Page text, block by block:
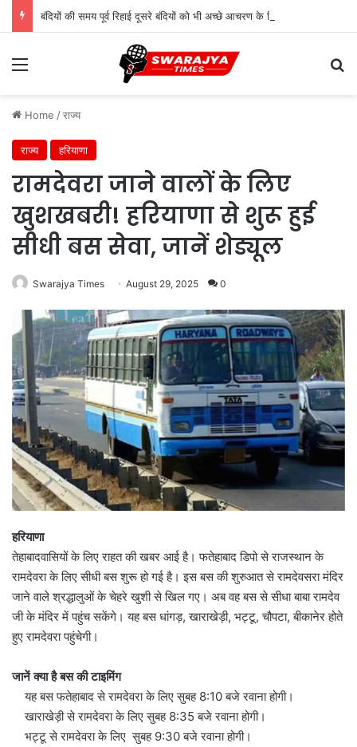
Menu
Home /राज्य
राज्य हरियाणा
रामदेवरा जाने वालों के लिए
खुशखबरी! हरियाणा से शुरू हुई
सीधी बस सेवा, जानें शेड्यूल
Swarajya Times August 29, 2025 0
हरियाणा
तेहाबादवासियों के लिए राहत की खबर आई है। फतेहाबाद डिपो से राजस्थान के
रामदेवरा के लिए सीधी बस शुरू हो गई है। इस बस की शुरुआत से रामदेवसरा मंदिर
जाने वाले श्रद्धालुओं के चेहरे खुशी से खिल गए। अब वह बस से सीधा बाबा रामदेव
जी के मंदिर में पहुंच सकेंगे। यह बस धांगड़, खाराखेड़ी, भट्टू, चौपटा, बीकानेर होते
हुए रामदेवरा पहुंचेगी।
जानें क्या है बस की टाइमिंग
यह बस फतेहाबाद से रामदेवरा के लिए सुबह 8:10 बजे रवाना होगी।
खाराखेड़ी से रामदेवरा के लिए सुबह 8:35 बजे रवाना होगी।
भट्टू से रामदेवरा के लिए सुबह 9:30 बजे रवाना होगी।